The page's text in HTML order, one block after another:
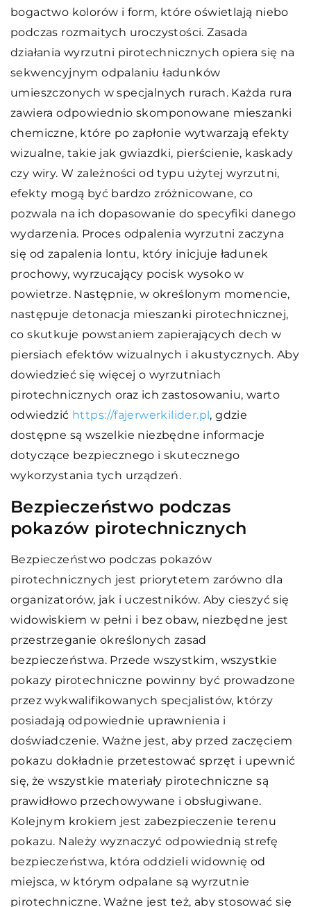
bogactwo kolorów i form, które oświetlają niebo
podczas rozmaitych uroczystości. Zasada
działania wyrzutni pirotechnicznych opiera się na
sekwencyjnym odpalaniu ładunków
umieszczonych w specjalnych rurach. Każda rura
zawiera odpowiednio skomponowane mieszanki
chemiczne, które po zapłonie wytwarzają efekty
wizualne, takie jak gwiazdki, pierścienie, kaskady
czy wiry. W zależności od typu użytej wyrzutni,
efekty mogą być bardzo zróżnicowane, co
pozwala na ich dopasowanie do specyfiki danego
wydarzenia. Proces odpalenia wyrzutni zaczyna
się od zapalenia lontu, który inicjuje ładunek
prochowy, wyrzucający pocisk wysoko w
powietrze. Następnie, w określonym momencie,
następuje detonacja mieszanki pirotechnicznej,
co skutkuje powstaniem zapierających dech w
piersiach efektów wizualnych i akustycznych. Aby
dowiedzieć się więcej o wyrzutniach
pirotechnicznych oraz ich zastosowaniu, warto
odwiedzić https://fajerwerkilider.pl , gdzie
dostępne są wszelkie niezbędne informacje
dotyczące bezpiecznego i skutecznego
wykorzystania tych urządzeń.
Bezpieczeństwo podczas
pokazów pirotechnicznych
Bezpieczeństwo podczas pokazów
pirotechnicznych jest priorytetem zarówno dla
organizatorów, jak i uczestników. Aby cieszyć się
widowiskiem w pełni i bez obaw, niezbędne jest
przestrzeganie określonych zasad
bezpieczeństwa. Przede wszystkim, wszystkie
pokazy pirotechniczne powinny być prowadzone
przez wykwalifikowanych specjalistów, którzy
posiadają odpowiednie uprawnienia i
doświadczenie. Ważne jest, aby przed zaczęciem
pokazu dokładnie przetestować sprzęt i upewnić
się, że wszystkie materiały pirotechniczne są
prawidłowo przechowywane i obsługiwane.
Kolejnym krokiem jest zabezpieczenie terenu
pokazu. Należy wyznaczyć odpowiednią strefę
bezpieczeństwa, która oddzieli widownię od
miejsca, w którym odpalane są wyrzutnie
pirotechniczne. Ważne jest też, aby stosować się